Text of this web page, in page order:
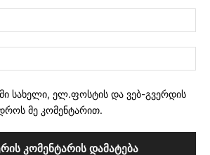
სახელი, ელ.ფოსტის და ვებ-გვერდის
მე კომენტარით.